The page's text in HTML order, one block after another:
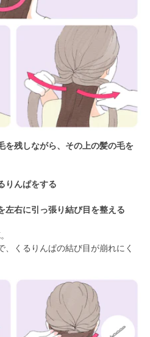
残しながら、その上の髪の毛を
りんぱをする
左右に引っ張り結び目を整える
くるりんぱの結び目が崩れにく